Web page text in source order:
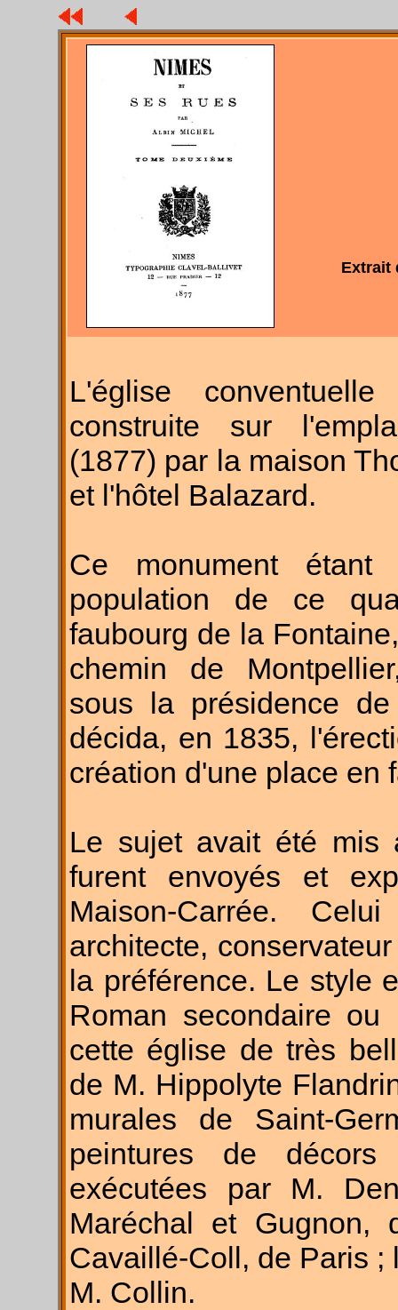
Extrait
L'église
construite sur
(1877) par la maison
et l'hôtel Balazard.
Ce monument étant
population de ce
faubourg de la
chemin de
sous la présidence
décida, en 1835,
création d'une place en
Le sujet avait été mis
furent envoyés et
Maison-Carrée.
architecte,
la préférence. Le style
Roman secon­daire
cette église de très
de M. Hippolyte
murales de Saint-
peintures de
exécutées par M.
Maréchal et
Cavaillé-Coll, de Paris ;
M. Collin.